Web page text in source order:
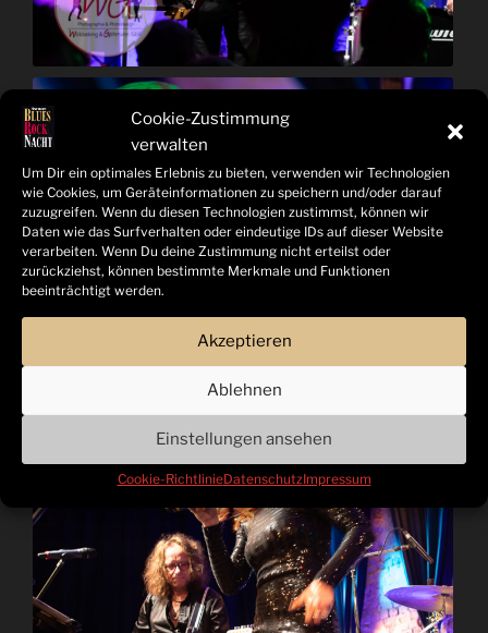
Cookie-Zustimmung
verwalten
Um Dir ein optimales Erlebnis zu bieten, verwenden wir Technologien
wie Cookies, um Geräteinformationen zu speichern und/oder darauf
zuzugreifen. Wenn du diesen Technologien zustimmst, können wir
Daten wie das Surfverhalten oder eindeutige IDs auf dieser Website
verarbeiten. Wenn Du deine Zustimmung nicht erteilst oder
zurückziehst, können bestimmte Merkmale und Funktionen
beeinträchtigt werden.
Akzeptieren
Ablehnen
Einstellungen ansehen
Cookie-RichtlinieDatenschutzImpressum